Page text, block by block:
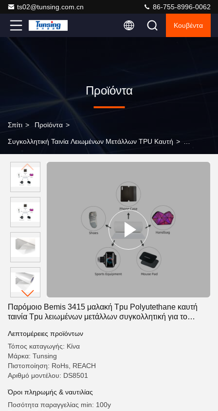
ts02@tunsing.com.cn 86-755-8996-0062
Κουβέντα
Προϊόντα
Σπίτι > Προϊόντα >
Συγκολλητική Ταινία Λειωμένων Μετάλλων TPU Καυτή >
λειωμένων μετάλλων συγκολλητική για το ύφασμα
Παρόμοιο Bemis 3415 μαλακή Tpu Polyutethane καυτή
ταινία Tpu λειωμένων μετάλλων συγκολλητική για το
Λεπτομέρειες προϊόντων
Τόπος καταγωγής: Κίνα
Μάρκα: Tunsing
Πιστοποίηση: RoHs, REACH
Αριθμό μοντέλου: DS8501
Όροι πληρωμής & ναυτιλίας
Ποσότητα παραγγελίας min: 100y